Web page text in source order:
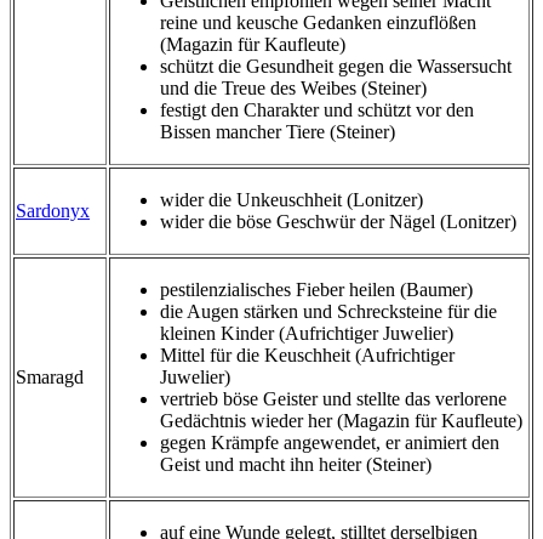
reine und keusche Gedanken einzuflößen
(Magazin für Kaufleute)
schützt die Gesundheit gegen die Wassersucht
und die Treue des Weibes (Steiner)
festigt den Charakter und schützt vor den
Bissen mancher Tiere (Steiner)
Sardonyx
wider die Unkeuschheit (Lonitzer)
wider die böse Geschwür der Nägel (Lonitzer)
Smaragd
pestilenzialisches Fieber heilen (Baumer)
die Augen stärken und Schrecksteine für die
kleinen Kinder (Aufrichtiger Juwelier)
Mittel für die Keuschheit (Aufrichtiger
Juwelier)
vertrieb böse Geister und stellte das verlorene
Gedächtnis wieder her (Magazin für Kaufleute)
gegen Krämpfe angewendet, er animiert den
Geist und macht ihn heiter (Steiner)
auf eine Wunde gelegt, stilltet derselbigen